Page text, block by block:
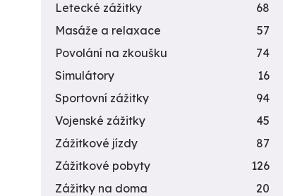
Letecké zážitky
68
Masáže a relaxace
57
Povolání na zkoušku
74
Simulátory
16
Sportovní zážitky
94
Vojenské zážitky
45
Zážitkové jízdy
87
Zážitkové pobyty
126
Zážitky na doma
20